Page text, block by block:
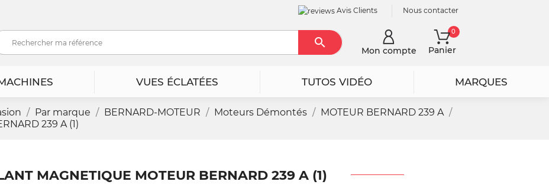
Avis Clients Nous contacter
RechercherMon compte Panier
0
VUES ÉCLATÉES TUTOS VIDÉO MARQUES
Par marque BERNARD-MOTEUR Moteurs Démontés
MOTEUR BERNARD 239 A
239 A (1)
MAGNETIQUE MOTEUR BERNARD 239 A (1)